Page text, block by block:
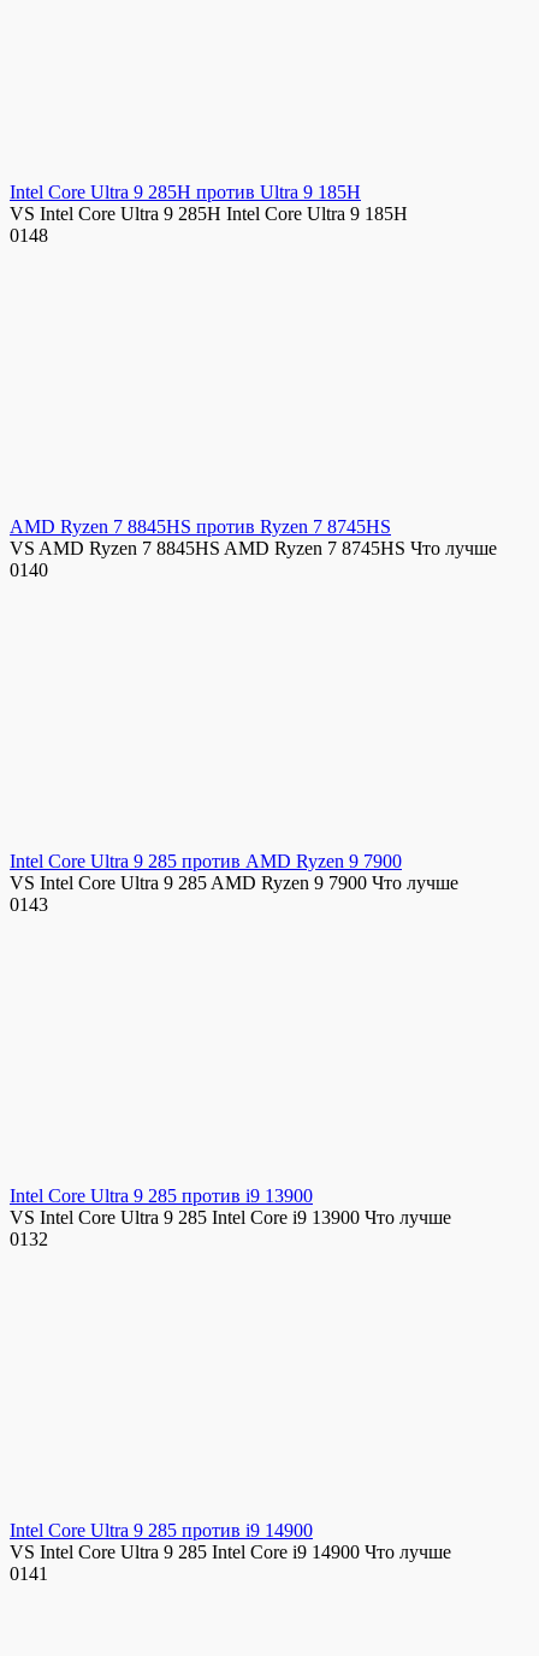
Intel Core Ultra 9 285H против Ultra 9 185H
VS Intel Core Ultra 9 285H Intel Core Ultra 9 185H
0148
AMD Ryzen 7 8845HS против Ryzen 7 8745HS
VS AMD Ryzen 7 8845HS AMD Ryzen 7 8745HS Что лучше
0140
Intel Core Ultra 9 285 против AMD Ryzen 9 7900
VS Intel Core Ultra 9 285 AMD Ryzen 9 7900 Что лучше
0143
Intel Core Ultra 9 285 против i9 13900
VS Intel Core Ultra 9 285 Intel Core i9 13900 Что лучше
0132
Intel Core Ultra 9 285 против i9 14900
VS Intel Core Ultra 9 285 Intel Core i9 14900 Что лучше
0141